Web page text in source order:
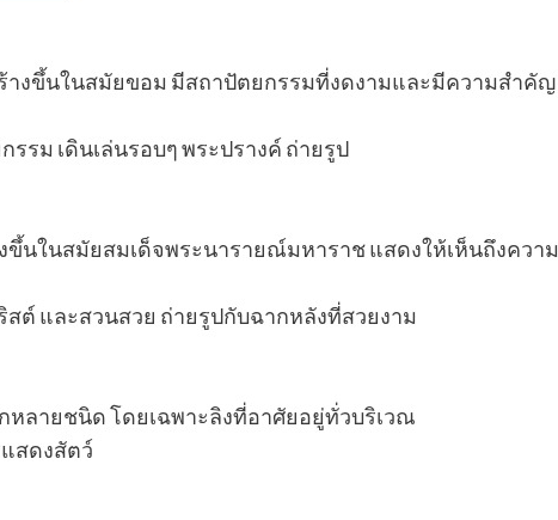
งขึ้นในสมัยขอม มีสถาปัตยกรรมที่งดงามและมีความสำคัญ
รม เดินเล่นรอบๆ พระปรางค์ ถ่ายรูป
นในสมัยสมเด็จพระนารายณ์มหาราช แสดงให้เห็นถึงความ
สต์ และสวนสวย ถ่ายรูปกับฉากหลังที่สวยงาม
ลายชนิด โดยเฉพาะลิงที่อาศัยอยู่ทั่วบริเวณ
สดงสัตว์